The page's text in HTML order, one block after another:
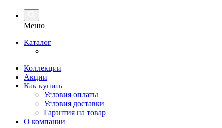
Меню
Каталог
Коллекции
Акции
Как купить
Условия оплаты
Условия доставки
Гарантия на товар
О компании